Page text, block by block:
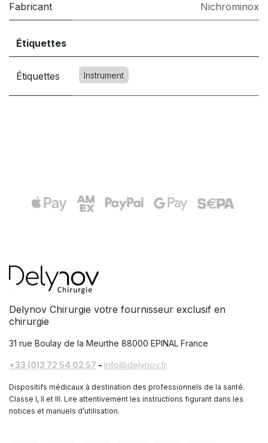
Fabricant Nichrominox
Étiquettes
Étiquettes Instrument
Delynov Chirurgie votre fournisseur exclusif en
chirurgie
31 rue Boulay de la Meurthe 88000 EPINAL France
+33 (0)3 72 54 02 57 - info@delynov.fr
Dispositifs médicaux à destination des professionnels de la santé.
Classe I, II et III. Lire attentivement les instructions figurant dans les
notices et manuels d’utilisation.